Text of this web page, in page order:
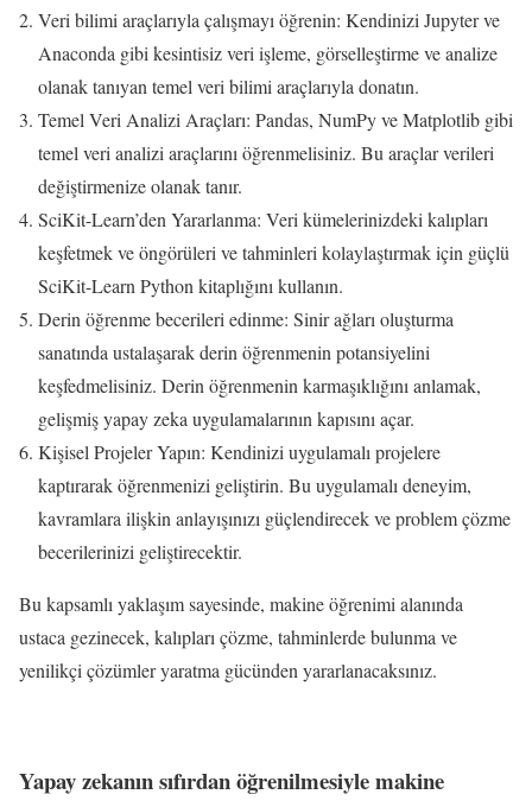
Veri bilimi araçlarıyla çalışmayı öğrenin: Kendinizi Jupyter ve
Anaconda gibi kesintisiz veri işleme, görselleştirme ve analize
olanak tanıyan temel veri bilimi araçlarıyla donatın.
Temel Veri Analizi Araçları: Pandas, NumPy ve Matplotlib gibi
temel veri analizi araçlarını öğrenmelisiniz. Bu araçlar verileri
değiştirmenize olanak tanır.
SciKit-Learn’den Yararlanma: Veri kümelerinizdeki kalıpları
keşfetmek ve öngörüleri ve tahminleri kolaylaştırmak için güçlü
SciKit-Learn Python kitaplığını kullanın.
Derin öğrenme becerileri edinme: Sinir ağları oluşturma
sanatında ustalaşarak derin öğrenmenin potansiyelini
keşfedmelisiniz. Derin öğrenmenin karmaşıklığını anlamak,
gelişmiş yapay zeka uygulamalarının kapısını açar.
Kişisel Projeler Yapın: Kendinizi uygulamalı projelere
kaptırarak öğrenmenizi geliştirin. Bu uygulamalı deneyim,
kavramlara ilişkin anlayışınızı güçlendirecek ve problem çözme
becerilerinizi geliştirecektir.
Bu kapsamlı yaklaşım sayesinde, makine öğrenimi alanında
ustaca gezinecek, kalıpları çözme, tahminlerde bulunma ve
yenilikçi çözümler yaratma gücünden yararlanacaksınız.
Yapay zekanın sıfırdan öğrenilmesiyle makine